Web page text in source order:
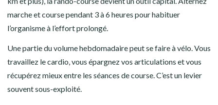
marche et course pendant 3 à 6 heures pour habituer
l’organisme à l’effort prolongé.
Une partie du volume hebdomadaire peut se faire à vélo. Vous
travaillez le cardio, vous épargnez vos articulations et vous
récupérez mieux entre les séances de course. C’est un levier
souvent sous-exploité.